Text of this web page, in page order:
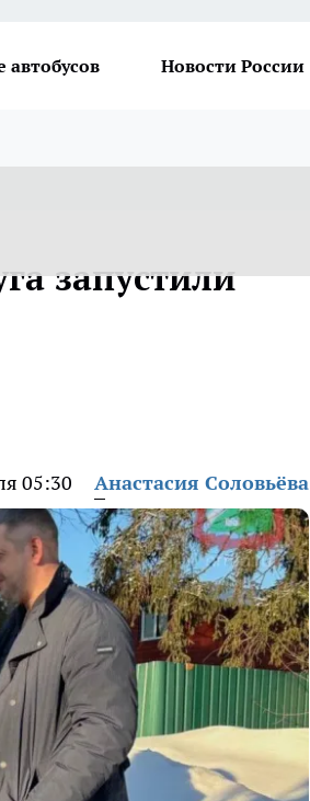
автобусов Новости России
запустили
05:30 Анастасия Соловьёва